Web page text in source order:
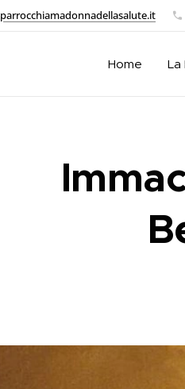
Home La